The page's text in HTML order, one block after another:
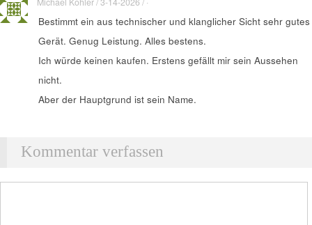
Bestimmt ein aus technischer und klanglicher Sicht sehr gutes
Gerät. Genug Leistung. Alles bestens.
Ich würde keinen kaufen. Erstens gefällt mir sein Aussehen
nicht.
Aber der Hauptgrund ist sein Name.
Kommentar verfassen